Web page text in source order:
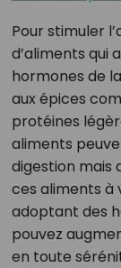
Pour stimuler
d’aliments qui
hormones de
aux épices
protéines
aliments
digestion mais
ces aliments à
adoptant des
pouvez
en toute